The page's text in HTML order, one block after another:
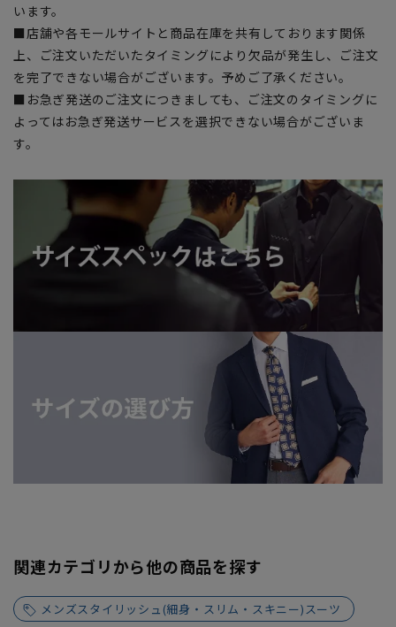
います。
■店舗や各モールサイトと商品在庫を共有しております関係
上、ご注文いただいたタイミングにより欠品が発生し、ご注文
を完了できない場合がございます。予めご了承ください。
■お急ぎ発送のご注文につきましても、ご注文のタイミングに
よってはお急ぎ発送サービスを選択できない場合がございま
す。
関連カテゴリから他の商品を探す
メンズスタイリッシュ(細身・スリム・スキニー)スーツ